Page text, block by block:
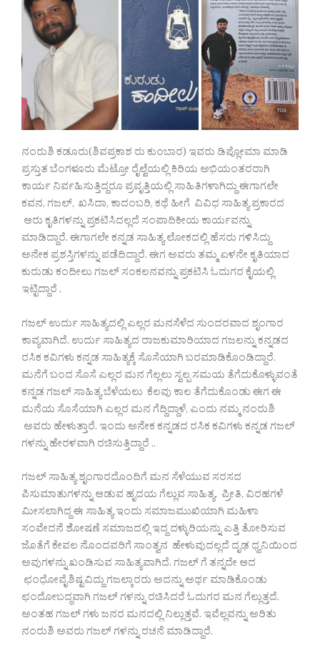
ನಂರುಶಿ ಕಡೂರು(ಶಿವಪ್ರಕಾಶ ರು ಕುಂಬಾರ) ಇವರು ಡಿಪ್ಲೋಮಾ ಮಾಡಿ
ಪ್ರಸ್ತುತ ಬೆಂಗಳೂರು ಮೆಟ್ರೋ ರೈಲ್ವೆಯಲ್ಲಿ ಕಿರಿಯ ಅಭಿಯಂತರರಾಗಿ
ಕಾರ್ಯ ನಿರ್ವಹಿಸುತ್ತಿದ್ದರೂ ಪ್ರವೃತ್ತಿಯಲ್ಲಿ ಸಾಹಿತಿಗಳಾಗಿದ್ದು ಈಗಾಗಲೇ
ಕವನ, ಗಜಲ್, ಖಸಿದಾ, ಕಾದಂಬರಿ, ಕಥೆ ಹೀಗೆ ವಿವಿಧ ಸಾಹಿತ್ಯ ಪ್ರಕಾರದ
ಆರು ಕೃತಿಗಳನ್ನು ಪ್ರಕಟಿಸಿದಲ್ಲದೆ ಸಂಪಾದಿಕೀಯ ಕಾರ್ಯವನ್ನು
ಮಾಡಿದ್ದಾರೆ. ಈಗಾಗಲೇ ಕನ್ನಡ ಸಾಹಿತ್ಯ ಲೋಕದಲ್ಲಿ ಹೆಸರು ಗಳಿಸಿದ್ದು
ಅನೇಕ ಪ್ರಶಸ್ತಿಗಳನ್ನು ಪಡೆದಿದ್ದಾರೆ. ಈಗ ಅವರು ತಮ್ಮ ಏಳನೇ ಕೃತಿಯಾದ
ಕುರುಡು ಕಂದೀಲು ಗಜಲ್ ಸಂಕಲನವನ್ನು ಪ್ರಕಟಿಸಿ ಓದುಗರ ಕೈಯಲ್ಲಿ
ಇಟ್ಟಿದ್ದಾರೆ .
ಗಜಲ್ ಉರ್ದು ಸಾಹಿತ್ಯದಲ್ಲಿ ಎಲ್ಲರ ಮನಸೆಳೆದ ಸುಂದರವಾದ ಶೃಂಗಾರ
ಕಾವ್ಯವಾಗಿದೆ. ಉರ್ದು ಸಾಹಿತ್ಯದ ರಾಜಕುಮಾರಿಯಾದ ಗಜಲನ್ನು ಕನ್ನಡದ
ರಸಿಕ ಕವಿಗಳು ಕನ್ನಡ ಸಾಹಿತ್ಯಕ್ಕೆ ಸೊಸೆಯಾಗಿ ಬರಮಾಡಿಕೊಂಡಿದ್ದಾರೆ.
ಮನೆಗೆ ಬಂದ ಸೊಸೆ ಎಲ್ಲರ ಮನ ಗೆಲ್ಲಲು ಸ್ವಲ್ಪ ಸಮಯ ತೆಗೆದುಕೊಳ್ಳುವಂತೆ
ಕನ್ನಡ ಗಜಲ್ ಸಾಹಿತ್ಯ ಬೆಳೆಯಲು ಕೆಲವು ಕಾಲ ತೆಗೆದುಕೊಂಡು ಈಗ ಈ
ಮನೆಯ ಸೊಸೆಯಾಗಿ ಎಲ್ಲರ ಮನ ಗೆದ್ದಿದ್ದಾಳೆ, ಎಂದು ನಮ್ಮ ನಂರುಶಿ
ಅವರು ಹೇಳುತ್ತಾರೆ. ಇಂದು ಅನೇಕ ಕನ್ನಡದ ರಸಿಕ ಕವಿಗಳು ಕನ್ನಡ ಗಜಲ್
ಗಳನ್ನು ಹೇರಳವಾಗಿ ರಚಿಸುತ್ತಿದ್ದಾರೆ ..
ಗಜಲ್ ಸಾಹಿತ್ಯ ಶೃಂಗಾರದೊಂದಿಗೆ ಮನ ಸೆಳೆಯುವ ಸರಸದ
ಪಿಸುಮಾತುಗಳನ್ನು ಆಡುವ ಹೃದಯ ಗೆಲ್ಲುವ ಸಾಹಿತ್ಯ. ಪ್ರೀತಿ, ವಿರಹಗಳೆ
ಮೀಸಲಾಗಿದ್ದ ಈ ಸಾಹಿತ್ಯ ಇಂದು ಸಮಾಜಮುಖಿಯಾಗಿ ಮಹಿಳಾ
ಸಂವೇದನೆ ಶೋಷಣೆ ಸಮಾಜದಲ್ಲಿ ಇದ್ದ ದಳ್ಳುರಿಯನ್ನು ಎತ್ತಿ ತೋರಿಸುವ
ಜೊತೆಗೆ ಕೇವಲ ನೊಂದವರಿಗೆ ಸಾಂತ್ವನ ಹೇಳುವುದಲ್ಲದೆ ದೃಢ ಧ್ವನಿಯಿಂದ
ಅವುಗಳನ್ನು ಖಂಡಿಸುವ ಸಾಹಿತ್ಯವಾಗಿದೆ. ಗಜಲ್ ಗೆ ತನ್ನದೇ ಆದ
ಛಂಧೋವೈಶಿಷ್ಟವಿದ್ದು ಗಜಲ್ಕಾರರು ಅದನ್ನು ಅರ್ಥ ಮಾಡಿಕೊಂಡು
ಛಂದೋಬದ್ಧವಾಗಿ ಗಜಲ್ ಗಳನ್ನು ರಚಿಸಿದರೆ ಓದುಗರ ಮನ ಗೆಲ್ಲುತ್ತದೆ.
ಅಂತಹ ಗಜಲ್ ಗಳು ಜನರ ಮನದಲ್ಲಿ ನಿಲ್ಲುತ್ತವೆ. ಇವೆಲ್ಲವನ್ನು ಅರಿತು
ನಂರುಶಿ ಅವರು ಗಜಲ್ ಗಳನ್ನು ರಚನೆ ಮಾಡಿದ್ದಾರೆ.